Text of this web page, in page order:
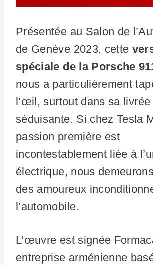
Présentée au Salon de
de Genève 2023, cette
spéciale de la Porsche
nous a particulièrement
l’œil, surtout dans sa livrée
séduisante. Si chez Tesla
passion première est
incontestablement liée à
électrique, nous
des amoureux
l’automobile.
L’œuvre est signée
entreprise arménienne